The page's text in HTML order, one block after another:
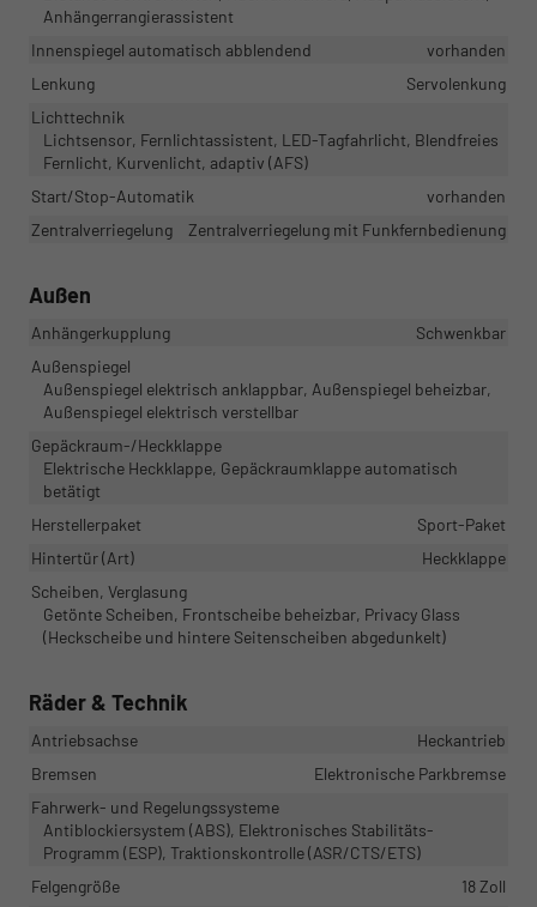
Anhängerrangierassistent
Innenspiegel automatisch abblendend
vorhanden
Lenkung
Servolenkung
Lichttechnik
Lichtsensor, Fernlichtassistent, LED-Tagfahrlicht, Blendfreies
Fernlicht, Kurvenlicht, adaptiv (AFS)
Start/Stop-Automatik
vorhanden
Zentralverriegelung
Zentralverriegelung mit Funkfernbedienung
Außen
Anhängerkupplung
Schwenkbar
Außenspiegel
Außenspiegel elektrisch anklappbar, Außenspiegel beheizbar,
Außenspiegel elektrisch verstellbar
Gepäckraum-/Heckklappe
Elektrische Heckklappe, Gepäckraumklappe automatisch
betätigt
Herstellerpaket
Sport-Paket
Hintertür (Art)
Heckklappe
Scheiben, Verglasung
Getönte Scheiben, Frontscheibe beheizbar, Privacy Glass
(Heckscheibe und hintere Seitenscheiben abgedunkelt)
Räder & Technik
Antriebsachse
Heckantrieb
Bremsen
Elektronische Parkbremse
Fahrwerk- und Regelungssysteme
Antiblockiersystem (ABS), Elektronisches Stabilitäts-
Programm (ESP), Traktionskontrolle (ASR/CTS/ETS)
Felgengröße
18 Zoll